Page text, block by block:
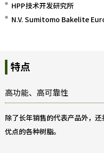
HPP技术开发研究所
N.V. Sumitomo Bakelite
特点
高功能、高可靠性
除了长年销售的代表产品外，
优点的各种树脂。